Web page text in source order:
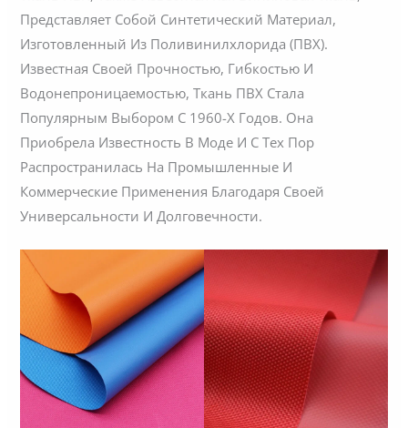
Представляет Собой Синтетический Материал,
Изготовленный Из Поливинилхлорида (ПВХ).
Известная Своей Прочностью, Гибкостью И
Водонепроницаемостью, Ткань ПВХ Стала
Популярным Выбором С 1960-Х Годов. Она
Приобрела Известность В Моде И С Тех Пор
Распространилась На Промышленные И
Коммерческие Применения Благодаря Своей
Универсальности И Долговечности.